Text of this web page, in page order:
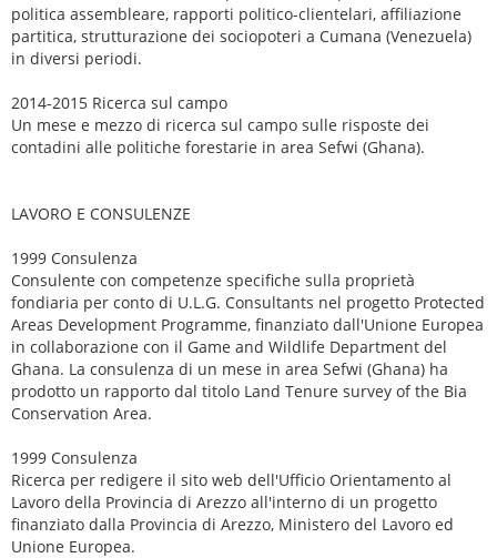
politica assembleare, rapporti politico-clientelari, affiliazione
partitica, strutturazione dei sociopoteri a Cumana (Venezuela)
in diversi periodi.
2014-2015 Ricerca sul campo
Un mese e mezzo di ricerca sul campo sulle risposte dei
contadini alle politiche forestarie in area Sefwi (Ghana).
LAVORO E CONSULENZE
1999 Consulenza
Consulente con competenze specifiche sulla proprietà
fondiaria per conto di U.L.G. Consultants nel progetto Protected
Areas Development Programme, finanziato dall'Unione Europea
in collaborazione con il Game and Wildlife Department del
Ghana. La consulenza di un mese in area Sefwi (Ghana) ha
prodotto un rapporto dal titolo Land Tenure survey of the Bia
Conservation Area.
1999 Consulenza
Ricerca per redigere il sito web dell'Ufficio Orientamento al
Lavoro della Provincia di Arezzo all'interno di un progetto
finanziato dalla Provincia di Arezzo, Ministero del Lavoro ed
Unione Europea.